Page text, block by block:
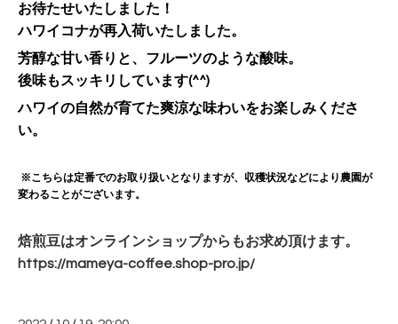
お待たせいたしました！
ハワイコナが再入荷いたしました。
芳醇な甘い香りと、フルーツのような酸味。
後味もスッキリしています(^^)
ハワイの自然が育てた爽涼な味わいをお楽しみくださ
い。
※こちらは定番でのお取り扱いとなりますが、収穫状況などにより農園が
変わることがございます。
焙煎豆はオンラインショップからもお求め頂けます。
https://mameya-coffee.shop-pro.jp/